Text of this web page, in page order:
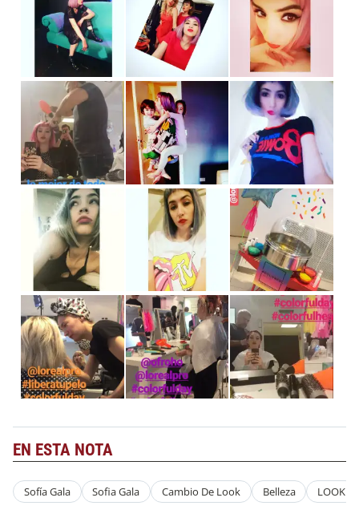
EN ESTA NOTA
Sofía Gala Sofia Gala Cambio De Look Belleza LOOK